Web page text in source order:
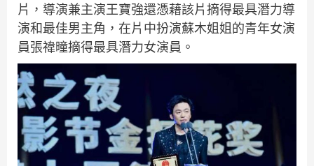
片，導演兼主演王寶強還憑藉該片摘得最具潛力導
演和最佳男主角，在片中扮演蘇木姐姐的青年女演
員張禕曈摘得最具潛力女演員。